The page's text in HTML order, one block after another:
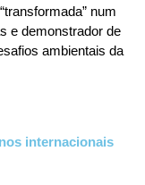
num
e demonstrador de
ambientais da
internacionais